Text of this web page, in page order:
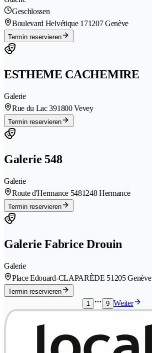
Geschlossen
Boulevard Helvétique 171207 Genève
Termin reservieren
ESTHEME CACHEMIRE
Galerie
Rue du Lac 391800 Vevey
Termin reservieren
Galerie 548
Galerie
Route d'Hermance 5481248 Hermance
Termin reservieren
Galerie Fabrice Drouin
Galerie
Place Edouard-CLAPARÈDE 51205 Genève
Termin reservieren
1
9 Weiter